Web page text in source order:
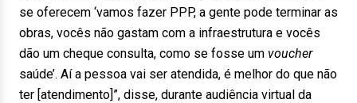
se oferecem ‘vamos fazer PPP, a gente pode terminar as
obras, vocês não gastam com a infraestrutura e vocês
dão um cheque consulta, como se fosse um voucher
saúde’. Aí a pessoa vai ser atendida, é melhor do que não
ter [atendimento]”, disse, durante audiência virtual da